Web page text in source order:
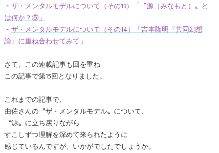
・ ザ・メンタルモデルについて（その13）「〝源（みなもと）〟と
は何か？⑤」
・ ザ・メンタルモデルについて（その14）「吉本隆明『共同幻想
論』に重ね合わせてみて」
さて、この連載記事も回を重ね
この記事で第15回となりました。
これまでの記事で、
由佐さんの〝ザ・メンタルモデル〟について、
〝源〟に立ち戻りながら
すこしずつ理解を深めて来られたように
感じているんですが、いかがでしたでしょうか。